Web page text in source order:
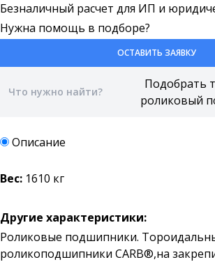
Безналичный расчет для ИП и
Нужна помощь в подборе?
ОСТАВИТЬ ЗАЯВКУ
Описание
Вес: 1610 кг
Другие характеристики:
Роликовые подшипники.
роликоподшипники CARB®,на